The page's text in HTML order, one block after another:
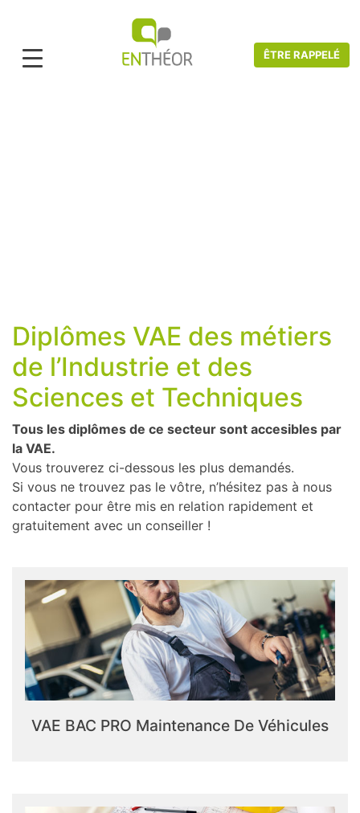
ÊTRE RAPPELÉ
Diplômes VAE des métiers
de l’Industrie et des
Sciences et Techniques
Tous les diplômes de ce secteur sont accesibles par
la VAE.
Vous trouverez ci-dessous les plus demandés.
Si vous ne trouvez pas le vôtre, n’hésitez pas à nous
contacter pour être mis en relation rapidement et
gratuitement avec un conseiller !
VAE BAC PRO Maintenance De Véhicules